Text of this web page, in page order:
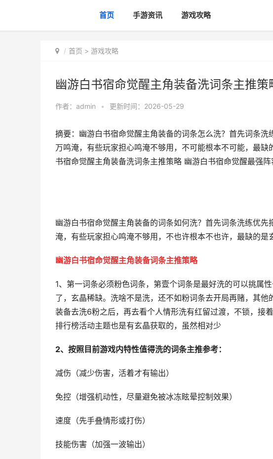
首页 手游资讯 游戏攻略
首页 > 游戏攻略
幽游白书宿命觉醒主角装备洗词条主推
作者： admin • 更新时间：2026-05-29
摘要：幽游白书宿命觉醒主角装备的词条怎么洗？首先词条
万鸣淹，有些玩家担心鸣淹不够用，不可能根本不可能，最
书宿命觉醒主角装备洗词条主推策略​ 幽游白书宿命觉醒最强阵
幽游白书宿命觉醒主角装备的词条如何洗？首先词条洗练优
淹，有些玩家担心鸣淹不够用，不也许根本不也许，最缺的是
幽游白书宿命觉醒主角装备词条主推策略
1、第一词条必须粉色词条，第壹个词条是最好洗的可以挑属
了，玄晶稀缺。洗啥不是洗，还不如粉词条去开局再赌，其
装备去洗6粉之后，再去看个人情形洗有红留过渡，不锁，接
排行榜活动主题也是有玄晶获取的，虽然相对少
2、按照目前游戏内特性值得洗的词条主推参考：
减伤（减少伤害，活着才有输出）
免控（增强机动性，尽量避免被冰冻眩晕控制效果）
速度（先手叠情形或打伤）
技能伤害（加强一波输出）